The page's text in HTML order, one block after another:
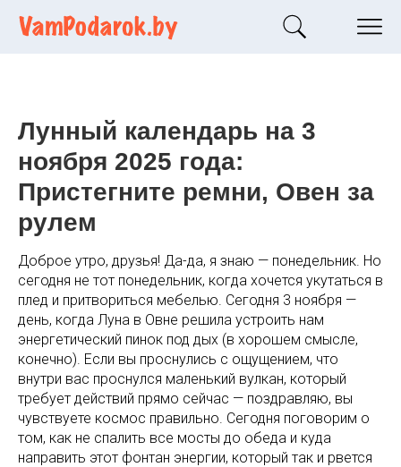
Лунный календарь на 3
ноября 2025 года:
Пристегните ремни, Овен за
рулем
Доброе утро, друзья! Да-да, я знаю — понедельник. Но
сегодня не тот понедельник, когда хочется укутаться в
плед и притвориться мебелью. Сегодня 3 ноября —
день, когда Луна в Овне решила устроить нам
энергетический пинок под дых (в хорошем смысле,
конечно). Если вы проснулись с ощущением, что
внутри вас проснулся маленький вулкан, который
требует действий прямо сейчас — поздравляю, вы
чувствуете космос правильно. Сегодня поговорим о
том, как не спалить все мосты до обеда и куда
направить этот фонтан энергии, который так и рвется